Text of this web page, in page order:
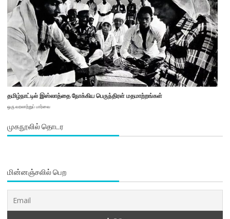
தமிழ்நாட்டில் இஸ்லாத்தை நோக்கிய பெருந்திரள் மதமாற்றங்கள்
ஒரு வரலாற்றுப் பார்வை
முகநூலில் தொடர
மின்னஞ்சலில் பெற